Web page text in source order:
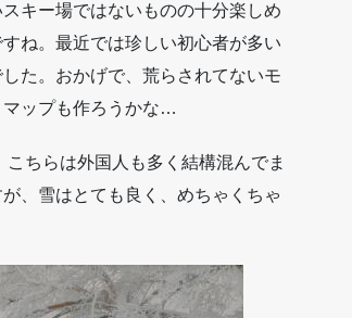
キー場ではないものの十分楽しめ
ね。最近では珍しい初心者が多い
た。おかげで、荒らされてないモ
マップも作ろうかな…
ちらは外国人も多く結構混んでま
、雪はとても良く、めちゃくちゃ